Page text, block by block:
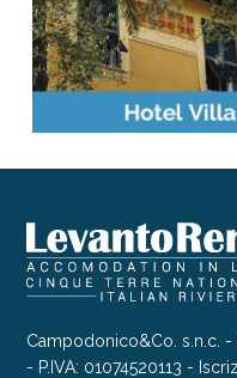
Campodonico&Co. s.n.c. -
- P.IVA: 01074520113 -